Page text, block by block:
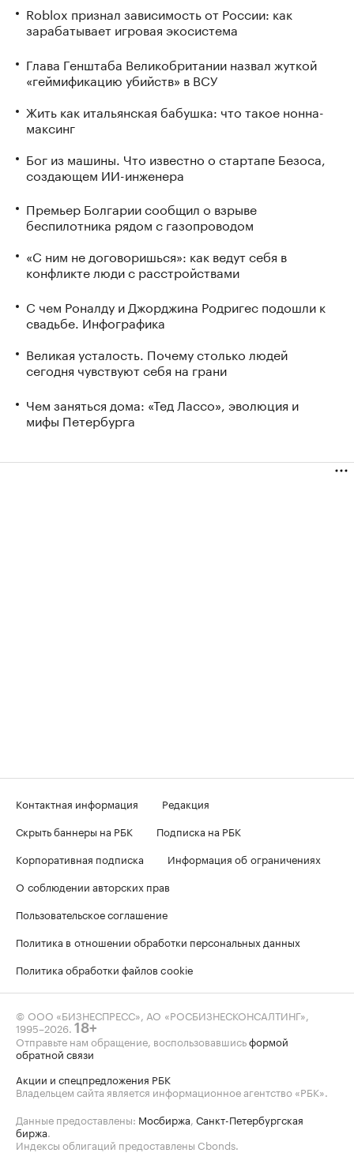
Roblox признал зависимость от России: как
зарабатывает игровая экосистема
Глава Генштаба Великобритании назвал жуткой
«геймификацию убийств» в ВСУ
Жить как итальянская бабушка: что такое нонна-
максинг
Бог из машины. Что известно о стартапе Безоса,
создающем ИИ-инженера
Премьер Болгарии сообщил о взрыве
беспилотника рядом с газопроводом
«С ним не договоришься»: как ведут себя в
конфликте люди с расстройствами
С чем Роналду и Джорджина Родригес подошли к
свадьбе. Инфографика
Великая усталость. Почему столько людей
сегодня чувствуют себя на грани
Чем заняться дома: «Тед Лассо», эволюция и
мифы Петербурга
Контактная информация
Редакция
Скрыть баннеры на РБК
Подписка на РБК
Корпоративная подписка
Информация об ограничениях
О соблюдении авторских прав
Пользовательское соглашение
Политика в отношении обработки персональных данных
Политика обработки файлов cookie
© ООО «БИЗНЕСПРЕСС», АО «РОСБИЗНЕСКОНСАЛТИНГ»,
1995–2026. 18+
Отправьте нам обращение, воспользовавшисьформой
обратной связи
Акции и спецпредложения РБК
Владельцем сайта является информационное агентство «РБК».
Данные предоставлены: Мосбиржа, Санкт-Петербургская
биржа.
Индексы облигаций предоставлены Cbonds.